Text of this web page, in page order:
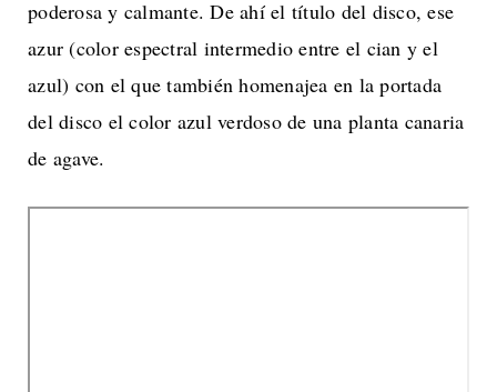
poderosa y calmante. De ahí el título del disco, ese
azur (color espectral intermedio entre el cian y el
azul) con el que también homenajea en la portada
del disco el color azul verdoso de una planta canaria
de agave.